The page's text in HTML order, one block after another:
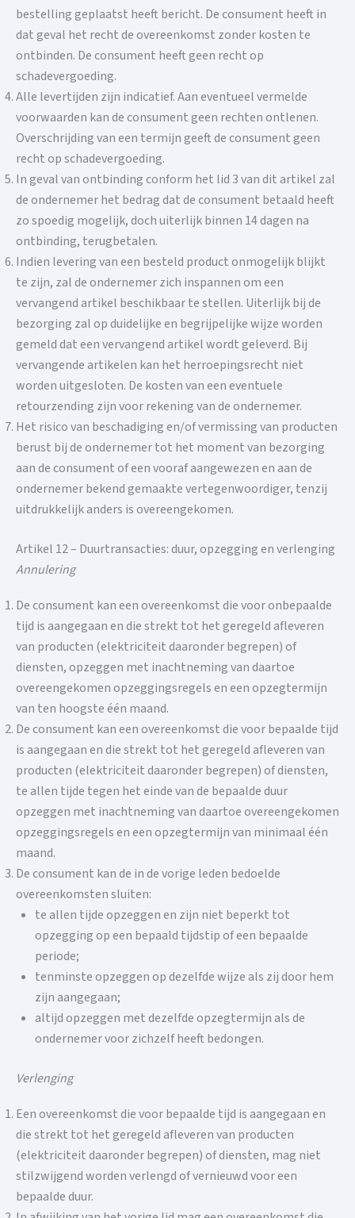
bestelling geplaatst heeft bericht. De consument heeft in
dat geval het recht de overeenkomst zonder kosten te
ontbinden. De consument heeft geen recht op
schadevergoeding.
Alle levertijden zijn indicatief. Aan eventueel vermelde
voorwaarden kan de consument geen rechten ontlenen.
Overschrijding van een termijn geeft de consument geen
recht op schadevergoeding.
In geval van ontbinding conform het lid 3 van dit artikel zal
de ondernemer het bedrag dat de consument betaald heeft
zo spoedig mogelijk, doch uiterlijk binnen 14 dagen na
ontbinding, terugbetalen.
Indien levering van een besteld product onmogelijk blijkt
te zijn, zal de ondernemer zich inspannen om een ​​
vervangend artikel beschikbaar te stellen. Uiterlijk bij de
bezorging zal op duidelijke en begrijpelijke wijze worden
gemeld dat een vervangend artikel wordt geleverd. Bij
vervangende artikelen kan het herroepingsrecht niet
worden uitgesloten. De kosten van een eventuele
retourzending zijn voor rekening van de ondernemer.
Het risico van beschadiging en/of vermissing van producten
berust bij de ondernemer tot het moment van bezorging
aan de consument of een vooraf aangewezen en aan de
ondernemer bekend gemaakte vertegenwoordiger, tenzij
uitdrukkelijk anders is overeengekomen.
Artikel 12 – Duurtransacties: duur, opzegging en verlenging
Annulering
De consument kan een overeenkomst die voor onbepaalde
tijd is aangegaan en die strekt tot het geregeld afleveren
van producten (elektriciteit daaronder begrepen) of
diensten, opzeggen met inachtneming van daartoe
overeengekomen opzeggingsregels en een opzegtermijn
van ten hoogste één maand.
De consument kan een overeenkomst die voor bepaalde tijd
is aangegaan en die strekt tot het geregeld afleveren van
producten (elektriciteit daaronder begrepen) of diensten,
te allen tijde tegen het einde van de bepaalde duur
opzeggen met inachtneming van daartoe overeengekomen
opzeggingsregels en een opzegtermijn van minimaal één
maand.
De consument kan de in de vorige leden bedoelde
overeenkomsten sluiten:
te allen tijde opzeggen en zijn niet beperkt tot
opzegging op een bepaald tijdstip of een bepaalde
periode;
tenminste opzeggen op dezelfde wijze als zij door hem
zijn aangegaan;
altijd opzeggen met dezelfde opzegtermijn als de
ondernemer voor zichzelf heeft bedongen.
Verlenging
Een overeenkomst die voor bepaalde tijd is aangegaan en
die strekt tot het geregeld afleveren van producten
(elektriciteit daaronder begrepen) of diensten, mag niet
stilzwijgend worden verlengd of vernieuwd voor een
bepaalde duur.